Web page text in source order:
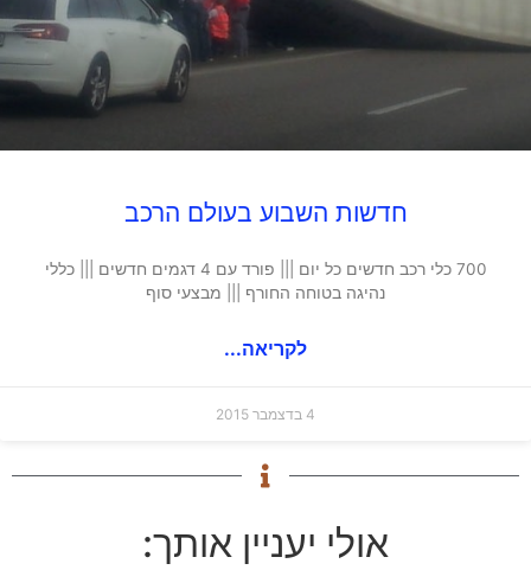
חדשות השבוע בעולם הרכב
700 כלי רכב חדשים כל יום ||| פורד עם 4 דגמים חדשים ||| כללי
נהיגה בטוחה החורף ||| מבצעי סוף
לקריאה...
4 בדצמבר 2015
אולי יעניין אותך: